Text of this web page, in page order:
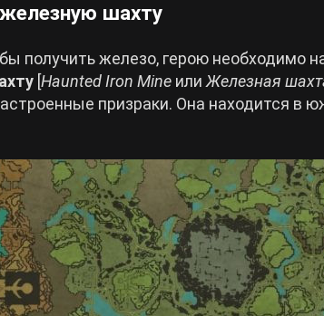
шахту
получить железо, герою необходимо
[Haunted Iron Mine или Железная
призраки. Она находится в